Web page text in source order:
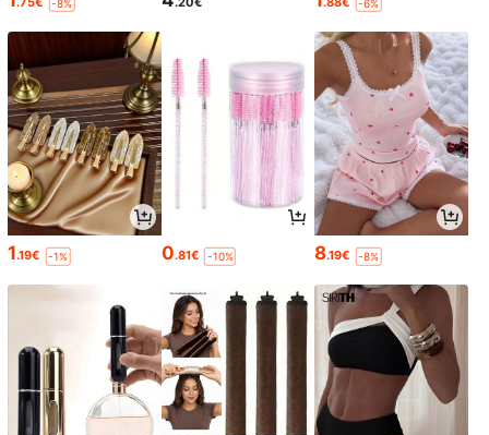
-8% -6%
1.19€ -1% 0.81€ -10% 8.19€ -8%